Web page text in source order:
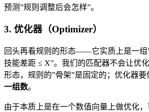
预测”规则调整后会怎样”。
3. 优化器（Optimizer）
回头再看规则的形态——它实质上是一组
技能差距 ≤ X”。我们的匹配器不会让优
形态，规则的”骨架”是固定的；优化器
一组数。
由于本质上是在一个数值向量上做优化